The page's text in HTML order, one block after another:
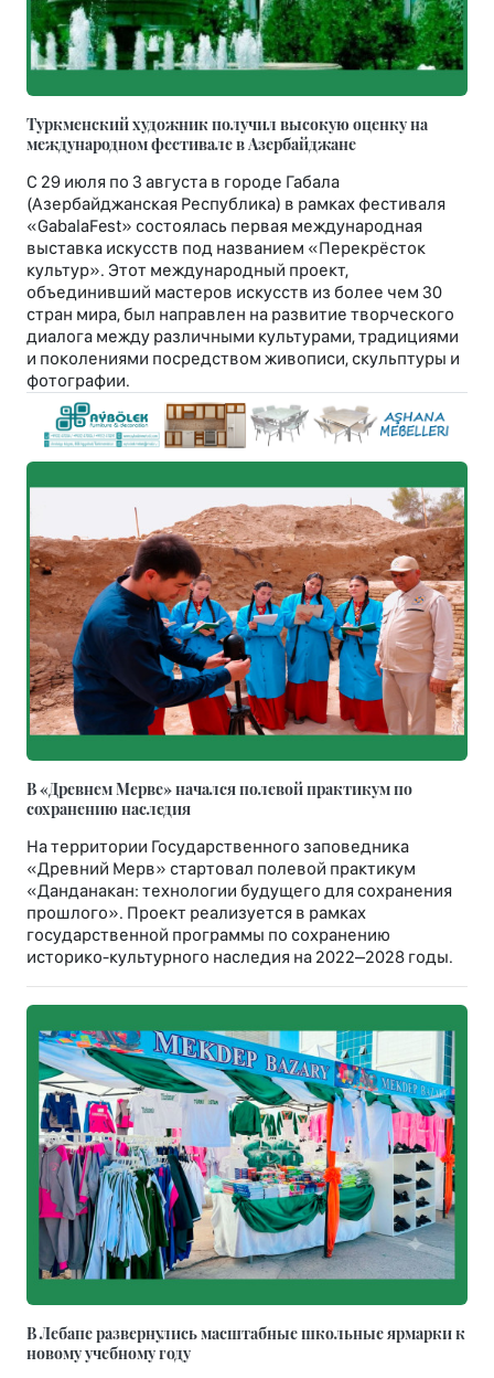
Туркменский художник получил высокую оценку на
международном фестивале в Азербайджане
С 29 июля по 3 августа в городе Габала
(Азербайджанская Республика) в рамках фестиваля
«GabalaFest» состоялась первая международная
выставка искусств под названием «Перекрёсток
культур». Этот международный проект,
объединивший мастеров искусств из более чем 30
стран мира, был направлен на развитие творческого
диалога между различными культурами, традициями
и поколениями посредством живописи, скульптуры и
фотографии.
В «Древнем Мерве» начался полевой практикум по
сохранению наследия
На территории Государственного заповедника
«Древний Мерв» стартовал полевой практикум
«Данданакан: технологии будущего для сохранения
прошлого». Проект реализуется в рамках
государственной программы по сохранению
историко-культурного наследия на 2022–2028 годы.
В Лебапе развернулись масштабные школьные ярмарки к
новому учебному году